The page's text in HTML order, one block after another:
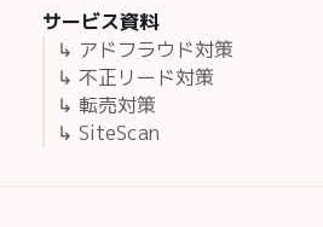
サービス資料
↳ アドフラウド対策
↳ 不正リード対策
↳ 転売対策
↳ SiteScan